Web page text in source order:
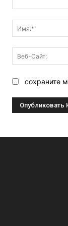
сохраните